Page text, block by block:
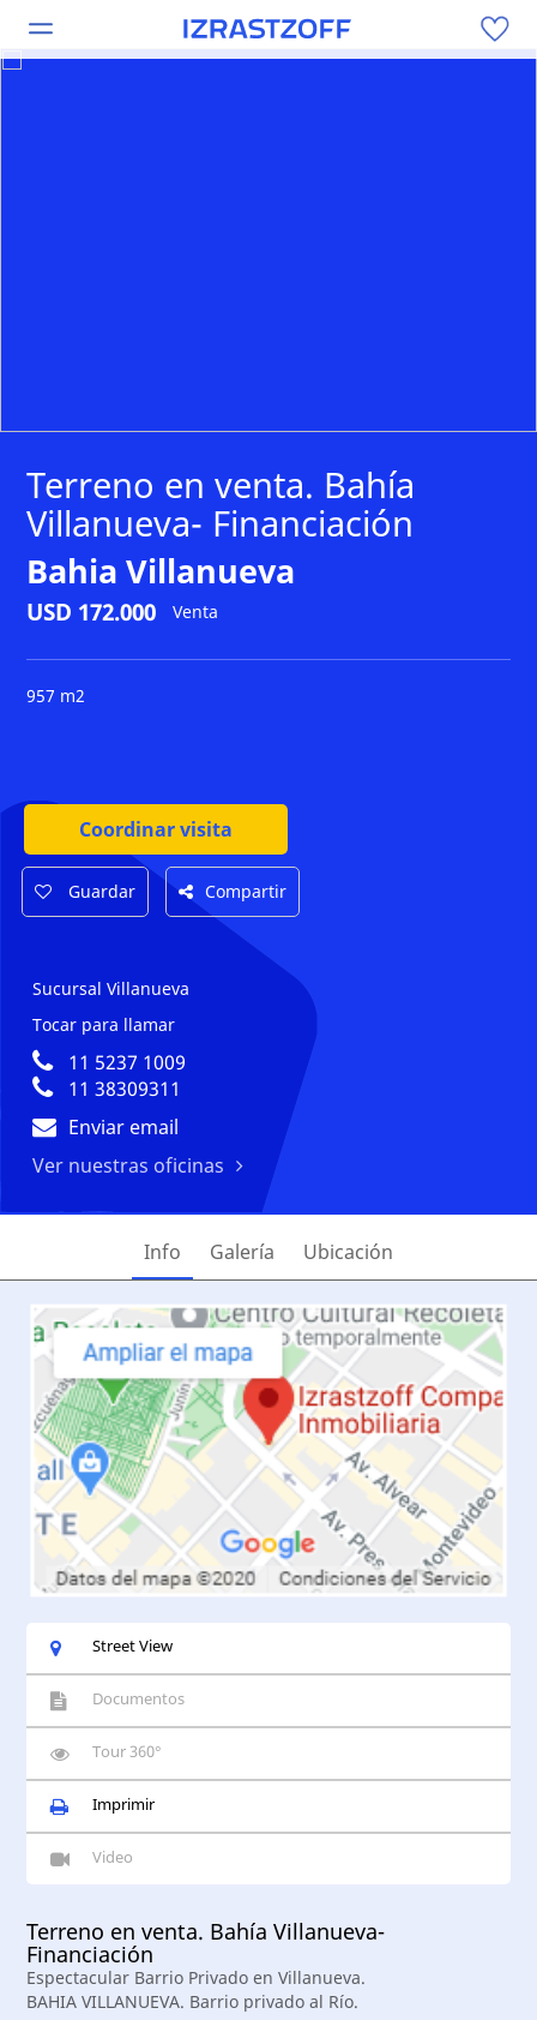
Terreno en venta. Bahía
Villanueva- Financiación
Bahia Villanueva
USD 172.000 Venta
957 m2
Coordinar visita
Guardar Compartir
Sucursal Villanueva
Tocar para llamar
11 5237 1009
11 38309311
Enviar email
Ver nuestras oficinas
Info Galería Ubicación
Street View
Documentos
Tour 360°
Imprimir
Video
Terreno en venta. Bahía Villanueva-
Financiación
Espectacular Barrio Privado en Villanueva.
BAHIA VILLANUEVA. Barrio privado al Río.